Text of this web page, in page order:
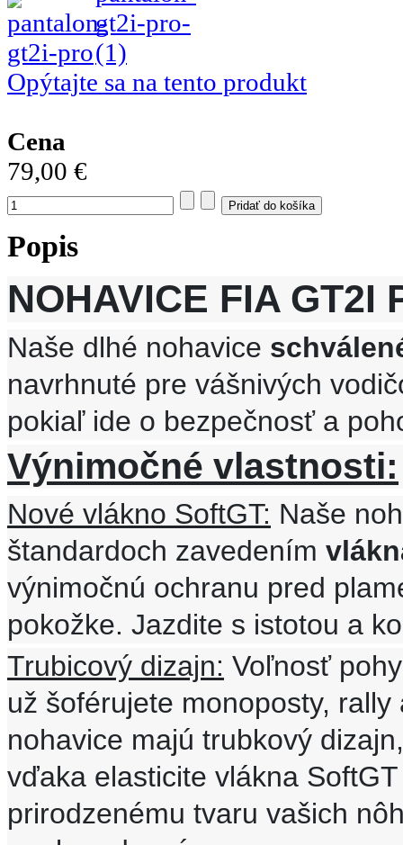
Opýtajte sa na tento produkt
Cena
79,00 €
Popis
NOHAVICE FIA GT2I
Naše dlhé nohavice
navrhnuté pre vášnivých
pokiaľ ide o bezpečnosť a
Výnimočné vlastnosti:
Nové vlákno SoftGT: Naše
štandardoch zavedením
výnimočnú ochranu pred
pokožke. Jazdite s istotou a
Trubicový dizajn: Voľnosť
už šoférujete monoposty,
nohavice majú trubkový
vďaka elasticite vlákna
prirodzenému tvaru vašich